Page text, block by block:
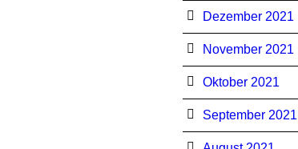
Dezember 2021
November 2021
Oktober 2021
September 2021